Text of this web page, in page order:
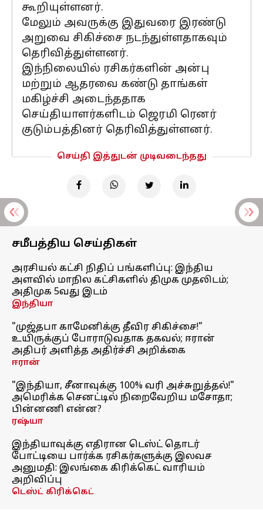
கூறியுள்ளனர்.
மேலும் அவருக்கு இதுவரை இரண்டு
அறுவை சிகிச்சை நடந்துள்ளதாகவும்
தெரிவித்துள்ளனர்.
இந்நிலையில் ரசிகர்களின் அன்பு
மற்றும் ஆதரவை கண்டு தாங்கள்
மகிழ்ச்சி அடைந்ததாக
செய்தியாளர்களிடம் ஜெரமி ரெனர்
குடும்பத்தினர் தெரிவித்துள்ளனர்.
செய்தி இத்துடன் முடிவடைந்தது
சமீபத்திய செய்திகள்
அரசியல் கட்சி நிதிப் பங்களிப்பு: இந்திய
அளவில் மாநில கட்சிகளில் திமுக முதலிடம்;
அதிமுக 5வது இடம்
இந்தியா
"முஜ்தபா காமேனிக்கு தீவிர சிகிச்சை!"
உயிருக்குப் போராடுவதாக தகவல்; ஈரான்
அதிபர் அளித்த அதிர்ச்சி அறிக்கை
ஈரான்
"இந்தியா, சீனாவுக்கு 100% வரி அச்சுறுத்தல்!"
அமெரிக்க செனட்டில் நிறைவேறிய மசோதா;
பின்னணி என்ன?
ரஷ்யா
இந்தியாவுக்கு எதிரான டெஸ்ட் தொடர்
போட்டியை பார்க்க ரசிகர்களுக்கு இலவச
அனுமதி: இலங்கை கிரிக்கெட் வாரியம்
அறிவிப்பு
டெஸ்ட் கிரிக்கெட்